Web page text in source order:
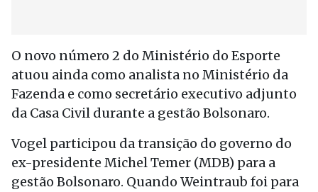
O novo número 2 do Ministério do Esporte
atuou ainda como analista no Ministério da
Fazenda e como secretário executivo adjunto
da Casa Civil durante a gestão Bolsonaro.
Vogel participou da transição do governo do
ex-presidente Michel Temer (MDB) para a
gestão Bolsonaro. Quando Weintraub foi para